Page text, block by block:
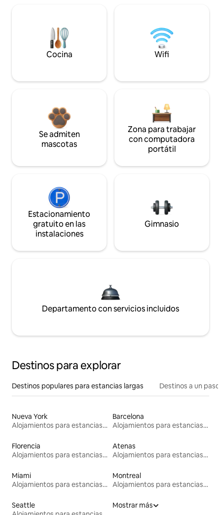
Cocina Wifi
Se admiten
mascotas
Zona para trabajar
con computadora
portátil
Estacionamiento
gratuito en las
instalaciones
Gimnasio
Departamento con servicios incluidos
Destinos para explorar
Destinos populares para estancias largas Destinos a un
Nueva York
Alojamientos para estancias largas
Barcelona
Alojamientos para estancias largas
Florencia
Alojamientos para estancias largas
Atenas
Alojamientos para estancias largas
Miami
Alojamientos para estancias largas
Montreal
Alojamientos para estancias largas
Seattle
Mostrar más